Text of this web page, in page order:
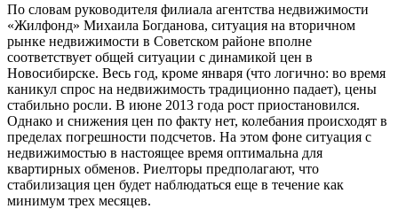
По словам руководителя филиала агентства недвижимости
«Жилфонд» Михаила Богданова, ситуация на вторичном
рынке недвижимости в Советском районе вполне
соответствует общей ситуации с динамикой цен в
Новосибирске. Весь год, кроме января (что логично: во время
каникул спрос на недвижимость традиционно падает), цены
стабильно росли. В июне 2013 года рост приостановился.
Однако и снижения цен по факту нет, колебания происходят в
пределах погрешности подсчетов. На этом фоне ситуация с
недвижимостью в настоящее время оптимальна для
квартирных обменов. Риелторы предполагают, что
стабилизация цен будет наблюдаться еще в течение как
минимум трех месяцев.